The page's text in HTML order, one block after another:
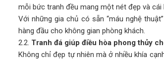
mỗi bức tranh đều mang một nét đẹp và cái
Với những gia chủ có sẵn “máu nghệ
hàng đầu cho không gian phòng khách.
2.2. Tranh đá giúp điều hòa phong thủy
Không chỉ đẹp tự nhiên mà ở nhiều khía